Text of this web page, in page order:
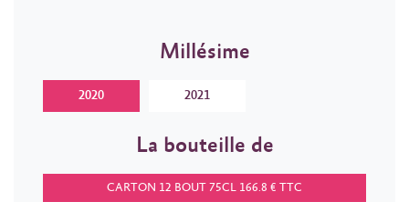
Millésime
2020 2021
La bouteille de
CARTON 12 BOUT 75CL 166.8 € TTC